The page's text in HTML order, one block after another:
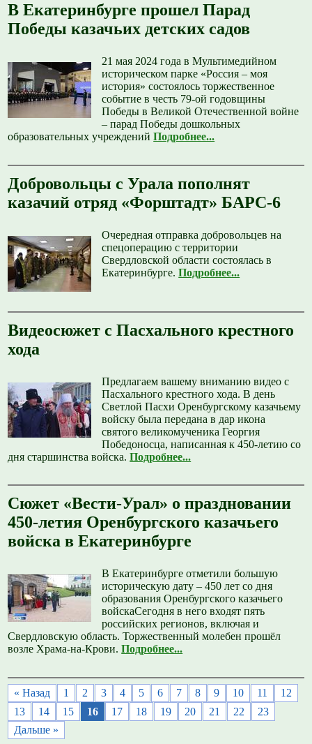
В Екатеринбурге прошел Парад
Победы казачьих детских садов
21 мая 2024 года в Мультимедийном
историческом парке «Россия – моя
история» состоялось торжественное
событие в честь 79-ой годовщины
Победы в Великой Отечественной войне
– парад Победы дошкольных
образовательных учрежденийПодробнее...
Добровольцы с Урала пополнят
казачий отряд «Форштадт» БАРС-6
Очередная отправка добровольцев на
спецоперацию с территории
Свердловской области состоялась в
Екатеринбурге.Подробнее...
Видеосюжет с Пасхального крестного
хода
Предлагаем вашему вниманию видео с
Пасхального крестного хода. В день
Светлой Пасхи Оренбургскому казачьему
войску была передана в дар икона
святого великомученика Георгия
Победоносца, написанная к 450-летию со
дня старшинства войска.Подробнее...
Сюжет «Вести-Урал» о праздновании
450-летия Оренбургского казачьего
войска в Екатеринбурге
В Екатеринбурге отметили большую
историческую дату – 450 лет со дня
образования Оренбургского казачьего
войскаСегодня в него входят пять
российских регионов, включая и
Свердловскую область. Торжественный молебен прошёл
возле Храма-на-Крови.Подробнее...
« Назад 1 2 3 4 5 6 7 8 9 10 11
12
13
14 15 16 17 18 19 20 21 22
23
Дальше »